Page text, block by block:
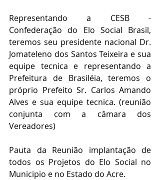
Representando a CESB -
Confederação do Elo Social Brasil,
teremos seu presidente nacional Dr.
Jomateleno dos Santos Teixeira e sua
equipe tecnica e representando a
Prefeitura de Brasiléia, teremos o
próprio Prefeito Sr. Carlos Amando
Alves e sua equipe tecnica. (reunião
conjunta com a câmara dos
Vereadores)
Pauta da Reunião implantação de
todos os Projetos do Elo Social no
Municipio e no Estado do Acre.